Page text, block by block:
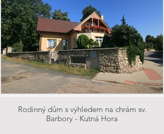
Rodinný dům s výhledem na chrám sv.
Barbory - Kutná Hora